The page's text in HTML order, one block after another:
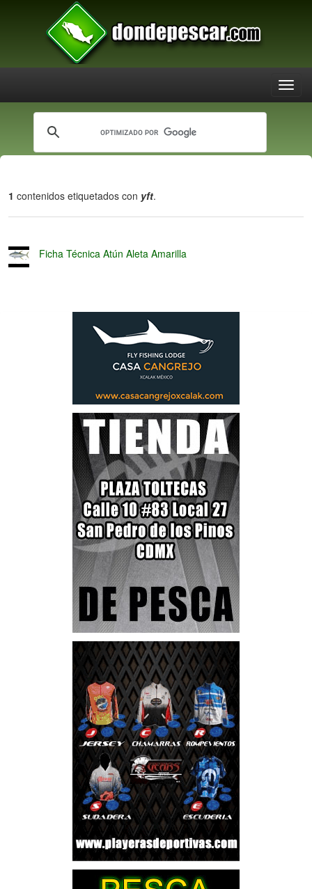
1 contenidos etiquetados con yft.
Ficha Técnica Atún Aleta Amarilla